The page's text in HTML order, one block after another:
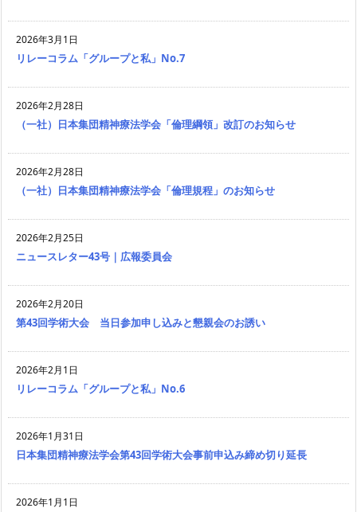
2026年3月1日
リレーコラム「グループと私」No.7
2026年2月28日
（一社）日本集団精神療法学会「倫理綱領」改訂のお知らせ
2026年2月28日
（一社）日本集団精神療法学会「倫理規程」のお知らせ
2026年2月25日
ニュースレター43号｜広報委員会
2026年2月20日
第43回学術大会 当日参加申し込みと懇親会のお誘い
2026年2月1日
リレーコラム「グループと私」No.6
2026年1月31日
日本集団精神療法学会第43回学術大会事前申込み締め切り延長
2026年1月1日